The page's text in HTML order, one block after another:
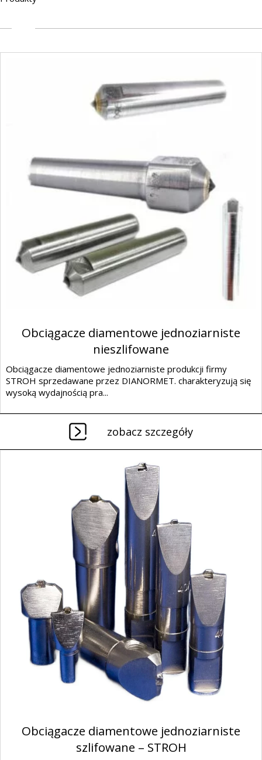
Obciągacze diamentowe jednoziarniste
nieszlifowane
Obciągacze diamentowe jednoziarniste produkcji firmy
STROH sprzedawane przez DIANORMET. charakteryzują się
wysoką wydajnością pra...
zobacz szczegóły
Obciągacze diamentowe jednoziarniste
szlifowane – STROH